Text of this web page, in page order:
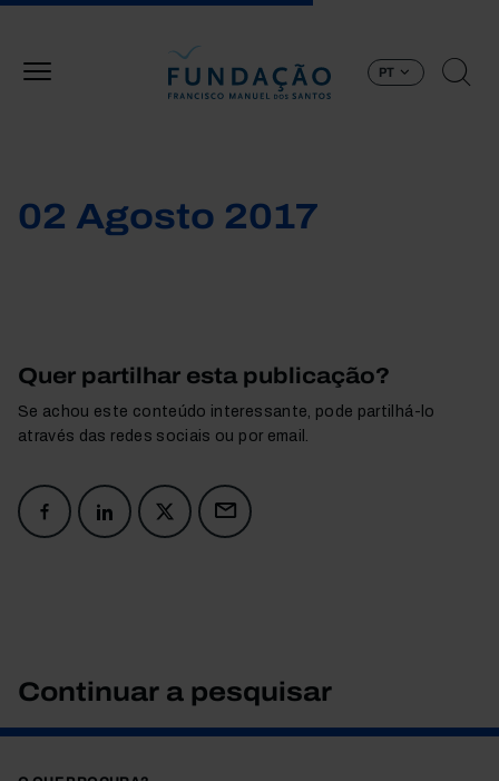
PT
02 Agosto 2017
Quer partilhar esta publicação?
Se achou este conteúdo interessante, pode partilhá-lo
através das redes sociais ou por email.
Continuar a pesquisar